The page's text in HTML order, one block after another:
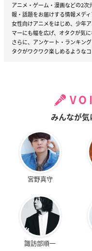
アニメ・ゲーム・漫画などの2
報・話題をお届けする情報メディ
女性向けアニメをはじめ、少年
マーにも幅を広げ、オタクが気
さらに、アンケート・ランキン
タクがワクワク楽しめるような
みんなが気
宮野真守
諏訪部順一